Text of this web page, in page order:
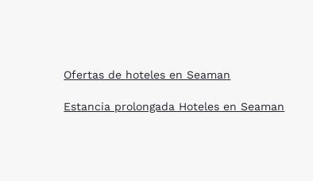
Ofertas de hoteles en Seaman
Estancia prolongada Hoteles en Seaman